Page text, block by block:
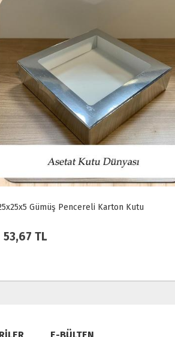
Gümüş Pencereli Karton Kutu
53,67 TL